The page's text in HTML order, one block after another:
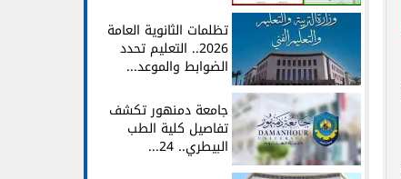
تظلمات الثانوية العامة
2026.. التعليم تحدد
الضوابط والموعد...
جامعة دمنهور تكشف
تفاصيل كلية الطب
البيطري.. 24...